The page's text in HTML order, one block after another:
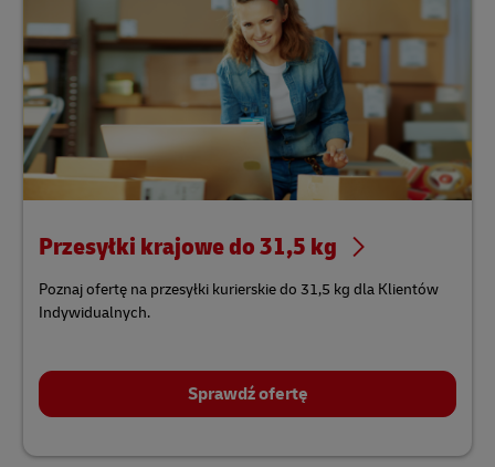
Przesyłki krajowe do 31,5 kg
Poznaj ofertę na przesyłki kurierskie do 31,5 kg dla Klientów
Indywidualnych.
Sprawdź ofertę